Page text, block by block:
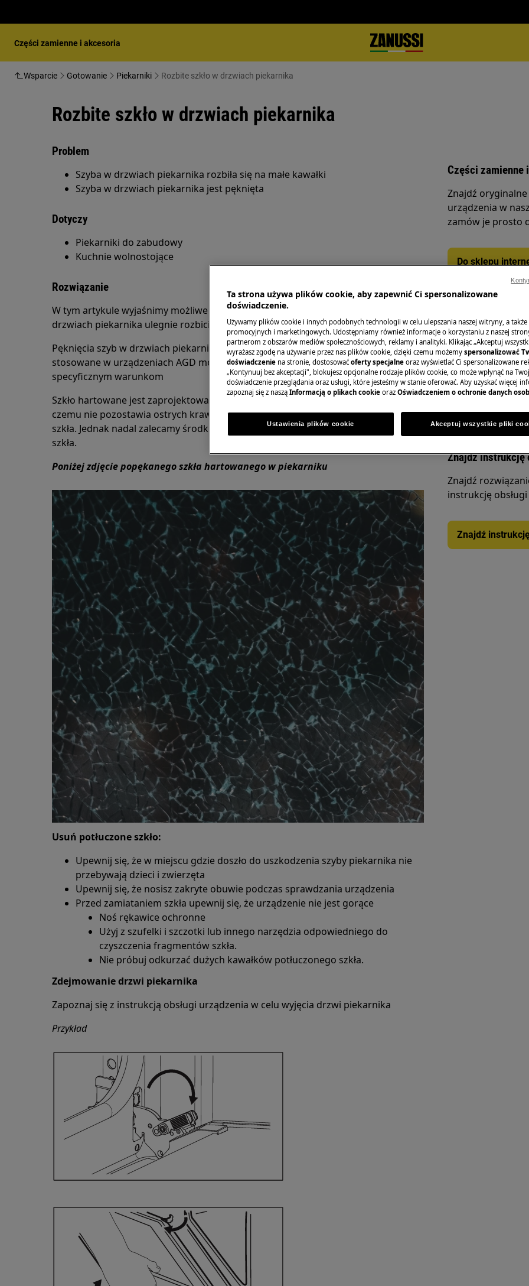
Części zamienne i akcesoria
Wsparcie Gotowanie Piekarniki Rozbite szkło w drzwiach piekarnika
Rozbite szkło w drzwiach piekarnika
Problem
Szyba w drzwiach piekarnika rozbiła się na małe kawałki
Szyba w drzwiach piekarnika jest pęknięta
Dotyczy
Piekarniki do zabudowy
Kuchnie wolnostojące
Rozwiązanie
W tym artykule wyjaśnimy możliwe przyczyny i sposób postępowania jeśli szyba w
drzwiach piekarnika ulegnie rozbiciu/pęknięciu
Pęknięcia szyb w drzwiach piekarnika nie są zbyt częste, jednak hartowane szkło
stosowane w urządzeniach AGD może pęknąć, jeśli zostanie poddane pewnym
specyficznym warunkom
Szkło hartowane jest zaprojektowane tak, aby pękać na drobne fragmenty, dzięki
czemu nie pozostawia ostrych krawędzi i długich odłamków niebezpiecznego
szkła. Jednak nadal zalecamy środki ostrożności przy usuwaniu potłuczonego
szkła.
Poniżej zdjęcie popękanego szkła hartowanego w piekarniku
Usuń potłuczone szkło:
Upewnij się, że w miejscu gdzie doszło do uszkodzenia szyby piekarnika nie
przebywają dzieci i zwierzęta
Upewnij się, że nosisz zakryte obuwie podczas sprawdzania urządzenia
Przed zamiataniem szkła upewnij się, że urządzenie nie jest gorące
Noś rękawice ochronne
Użyj z szufelki i szczotki lub innego narzędzia odpowiedniego do
czyszczenia fragmentów szkła.
Nie próbuj odkurzać dużych kawałków potłuczonego szkła.
Zdejmowanie drzwi piekarnika
Zapoznaj się z instrukcją obsługi urządzenia w celu wyjęcia drzwi piekarnika
Przykład
Części zamienne
Znajdź
urządzenia w
zamów je prosto
Do sklepu
Zamów wizytę
W celu
do strony Serwis.
Zarezerwuj
Znajdź instrukcję
Znajdź
instrukcję
Znajdź
Ta strona używa plików cookie, aby zapewnić Ci spersonalizowane
doświadczenie.
Używamy plików cookie i innych podobnych technologii w celu ulepszania naszej witryny, a także
promocyjnych i marketingowych. Udostępniamy również informacje o korzystaniu z naszej
partnerom z obszarów mediów społecznościowych, reklamy i analityki. Klikając „Akceptuj
wyrażasz zgodę na używanie przez nas plików cookie, dzięki czemu możemy spersonalizować
doświadczenie na stronie, dostosować oferty specjalne oraz wyświetlać Ci spersonalizowane
„Kontynuuj bez akceptacji", blokujesz opcjonalne rodzaje plików cookie, co może wpłynąć na
doświadczenie przeglądania oraz usługi, które jesteśmy w stanie oferować. Aby uzyskać więcej
zapoznaj się z naszą Informacją o plikach cookie oraz Oświadczeniem o ochronie danych
Ustawienia plików cookie Akceptuj wszystkie pliki